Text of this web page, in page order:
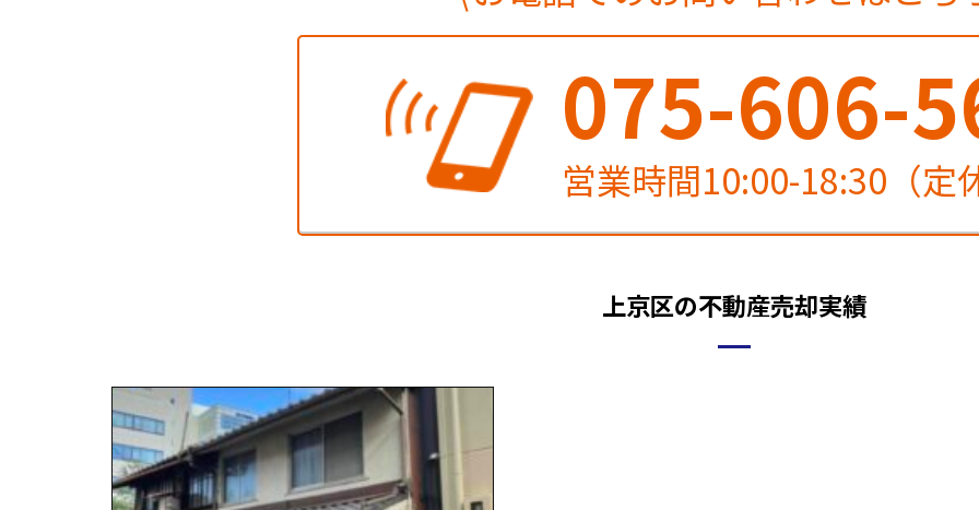
075-606-
営業時間10:00-18:30（定
上京区の不動産売却実績